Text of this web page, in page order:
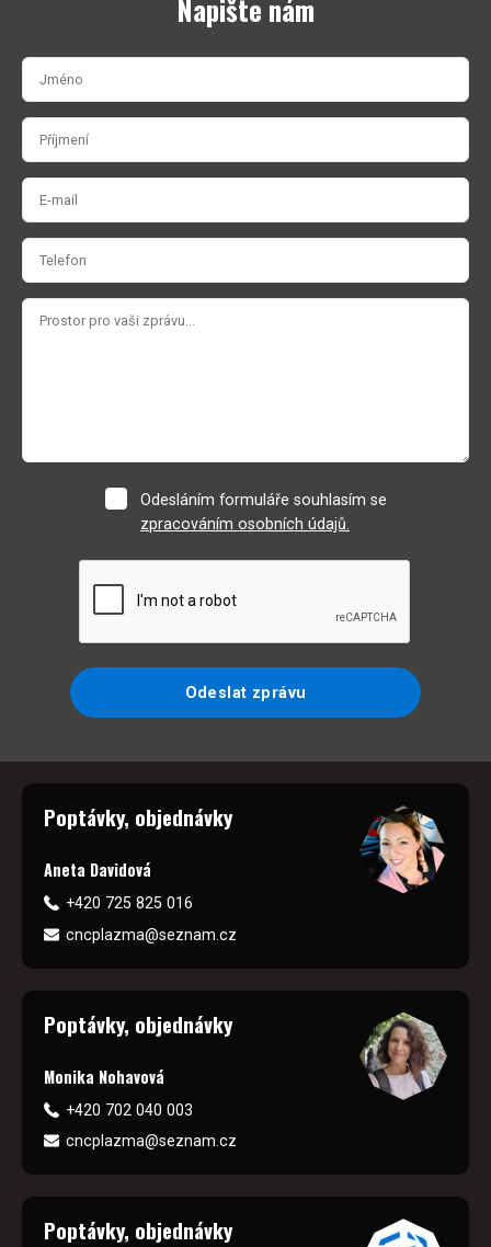
Napište nám
Odesláním formuláře souhlasím se
zpracováním osobních údajů.
Odeslat zprávu
Poptávky, objednávky
Aneta Davidová
+420 725 825 016
cncplazma@seznam.cz
Poptávky, objednávky
Monika Nohavová
+420 702 040 003
cncplazma@seznam.cz
Poptávky, objednávky